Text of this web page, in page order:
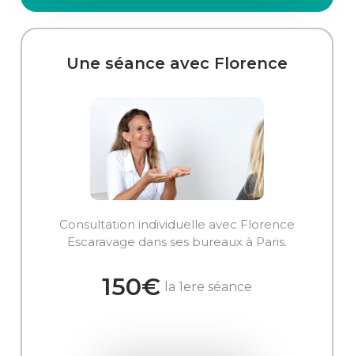
Une séance avec Florence
Consultation individuelle avec Florence
Escaravage dans ses bureaux à Paris.
150€ la 1ere séance